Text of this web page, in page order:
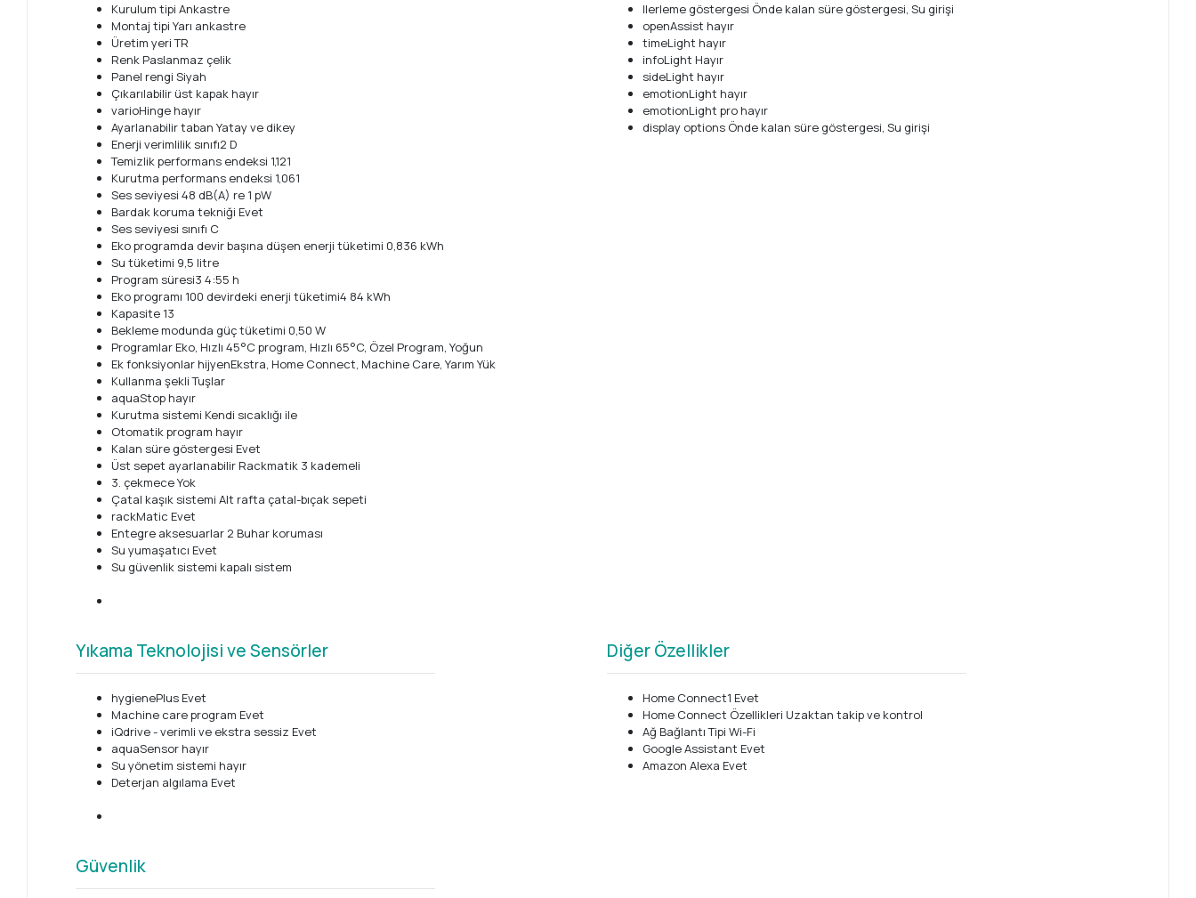
Kurulum tipi Ankastre
Montaj tipi Yarı ankastre
Üretim yeri TR
Renk Paslanmaz çelik
Panel rengi Siyah
Çıkarılabilir üst kapak hayır
varioHinge hayır
Ayarlanabilir taban Yatay ve dikey
Enerji verimlilik sınıfı2 D
Temizlik performans endeksi 1,121
Kurutma performans endeksi 1,061
Ses seviyesi 48 dB(A) re 1 pW
Bardak koruma tekniği Evet
Ses seviyesi sınıfı C
Eko programda devir başına düşen enerji tüketimi 0,836 kWh
Su tüketimi 9,5 litre
Program süresi3 4:55 h
Eko programı 100 devirdeki enerji tüketimi4 84 kWh
Kapasite 13
Bekleme modunda güç tüketimi 0,50 W
Programlar Eko, Hızlı 45°C program, Hızlı 65°C, Özel Program, Yoğun
Ek fonksiyonlar hijyenEkstra, Home Connect, Machine Care, Yarım Yük
Kullanma şekli Tuşlar
aquaStop hayır
Kurutma sistemi Kendi sıcaklığı ile
Otomatik program hayır
Kalan süre göstergesi Evet
Üst sepet ayarlanabilir Rackmatik 3 kademeli
3. çekmece Yok
Çatal kaşık sistemi Alt rafta çatal-bıçak sepeti
rackMatic Evet
Entegre aksesuarlar 2 Buhar koruması
Su yumaşatıcı Evet
Su güvenlik sistemi kapalı sistem
Ilerleme göstergesi Önde kalan süre göstergesi, Su girişi
openAssist hayır
timeLight hayır
infoLight Hayır
sideLight hayır
emotionLight hayır
emotionLight pro hayır
display options Önde kalan süre göstergesi, Su girişi
Yıkama Teknolojisi ve Sensörler
hygienePlus Evet
Machine care program Evet
iQdrive - verimli ve ekstra sessiz Evet
aquaSensor hayır
Su yönetim sistemi hayır
Deterjan algılama Evet
Diğer Özellikler
Home Connect1 Evet
Home Connect Özellikleri Uzaktan takip ve kontrol
Ağ Bağlantı Tipi Wi-Fi
Google Assistant Evet
Amazon Alexa Evet
Güvenlik